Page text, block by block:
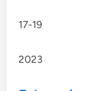
17-19
2023